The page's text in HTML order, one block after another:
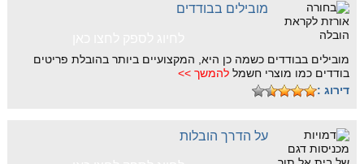
מובילים בבודדים
מובילים בבודדים כשמה כן היא, המקצועיים ביותר בהובלת פריטים
בודדים כמו מוצרי חשמל להמשך >>
דירוג :
על הדרך הובלות